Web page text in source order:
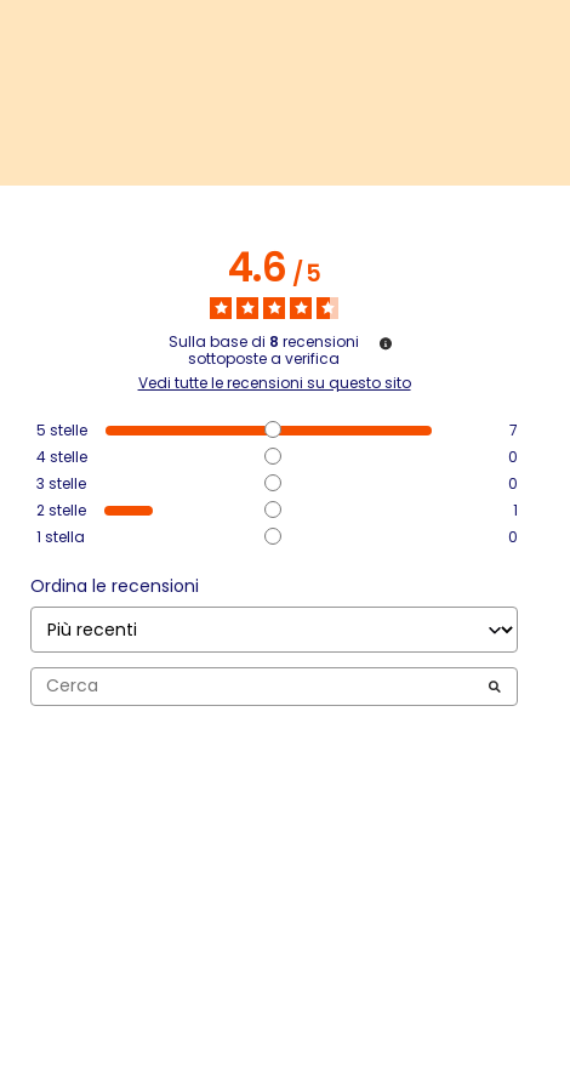
4.6/5
Sulla base di 8 recensioni
sottoposte a verifica
Vedi tutte le recensioni su questo sito
5 stelle
7
4stelle
0
3 stelle
0
2stelle
1
1 stella 0
Ordina le recensioni